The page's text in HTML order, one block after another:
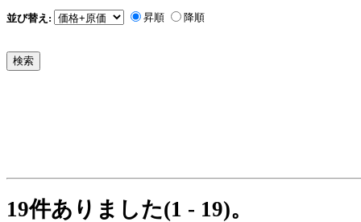
並び替え: 昇順 降順
19件ありました(1 - 19)。